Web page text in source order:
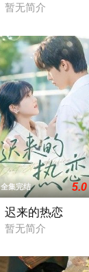
暂无简介
全集完结 5.0
迟来的热恋
暂无简介